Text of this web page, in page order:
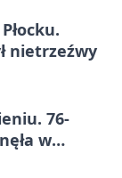
nietrzeźwy
76-
w